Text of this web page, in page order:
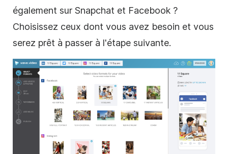
également sur Snapchat et Facebook ?
Choisissez ceux dont vous avez besoin et vous
serez prêt à passer à l'étape suivante.